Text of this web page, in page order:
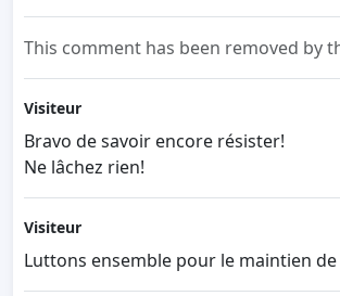
This comment has been removed by
Visiteur
Bravo de savoir encore résister!
Ne lâchez rien!
Visiteur
Luttons ensemble pour le maintien